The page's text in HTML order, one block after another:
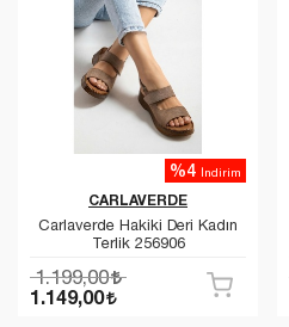
CARLAVERDE
Carlaverde Hakiki Deri Kadın
Terlik 256906
%4 İndirim
1.199,00
1.149,00